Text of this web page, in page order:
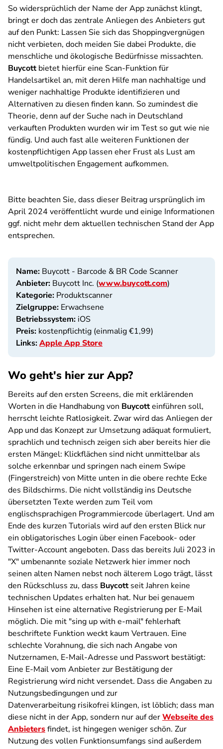
So widersprüchlich der Name der App zunächst klingt,
bringt er doch das zentrale Anliegen des Anbieters gut
auf den Punkt: Lassen Sie sich das Shoppingvergnügen
nicht verbieten, doch meiden Sie dabei Produkte, die
menschliche und ökologische Bedürfnisse missachten.
Buycottbietet hierfür eine Scan-Funktion für
Handelsartikel an, mit deren Hilfe man nachhaltige und
weniger nachhaltige Produkte identifizieren und
Alternativen zu diesen finden kann. So zumindest die
Theorie, denn auf der Suche nach in Deutschland
verkauften Produkten wurden wir im Test so gut wie nie
fündig. Und auch fast alle weiteren Funktionen der
kostenpflichtigen App lassen eher Frust als Lust am
umweltpolitischen Engagement aufkommen.
Bitte beachten Sie, dass dieser Beitrag ursprünglich im
April 2024 veröffentlicht wurde und einige Informationen
ggf. nicht mehr dem aktuellen technischen Stand der App
entsprechen.
Name: Buycott - Barcode & BR Code Scanner
Anbieter: Buycott Inc. (www.buycott.com)
Kategorie: Produktscanner
Zielgruppe: Erwachsene
Betriebssystem: iOS
Preis: kostenpflichtig (einmalig €1,99)
Links:Apple App Store
Wo geht's hier zur App?
Bereits auf den ersten Screens, die mit erklärenden
Worten in die Handhabung von Buycotteinführen soll,
herrscht leichte Ratlosigkeit. Zwar wird das Anliegen der
App und das Konzept zur Umsetzung adäquat formuliert,
sprachlich und technisch zeigen sich aber bereits hier die
ersten Mängel: Klickflächen sind nicht unmittelbar als
solche erkennbar und springen nach einem Swipe
(Fingerstreich) von Mitte unten in die obere rechte Ecke
des Bildschirms. Die nicht vollständig ins Deutsche
übersetzten Texte werden zum Teil vom
englischsprachigen Programmiercode überlagert. Und am
Ende des kurzen Tutorials wird auf den ersten Blick nur
ein obligatorisches Login über einen Facebook- oder
Twitter-Account angeboten. Dass das bereits Juli 2023 in
"X" umbenannte soziale Netzwerk hier immer noch
seinen alten Namen nebst noch älterem Logo trägt, lässt
den Rückschluss zu, dass Buycottseit Jahren keine
technischen Updates erhalten hat. Nur bei genauem
Hinsehen ist eine alternative Registrierung per E-Mail
möglich. Die mit "sing up with e-mail" fehlerhaft
beschriftete Funktion weckt kaum Vertrauen. Eine
schlechte Vorahnung, die sich nach Angabe von
Nutzernamen, E-Mail-Adresse und Passwort bestätigt:
Eine E-Mail vom Anbieter zur Bestätigung der
Registrierung wird nicht versendet. Dass die Angaben zu
Nutzungsbedingungen und zur
Datenverarbeitung risikofrei klingen, ist löblich; dass man
diese nicht in der App, sondern nur auf derWebseite des
Anbietersfindet, ist hingegen weniger schön. Zur
Nutzung des vollen Funktionsumfangs sind außerdem